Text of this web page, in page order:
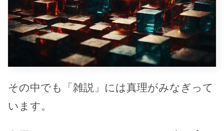
その中でも「雑説」には真理がみなぎって
います。